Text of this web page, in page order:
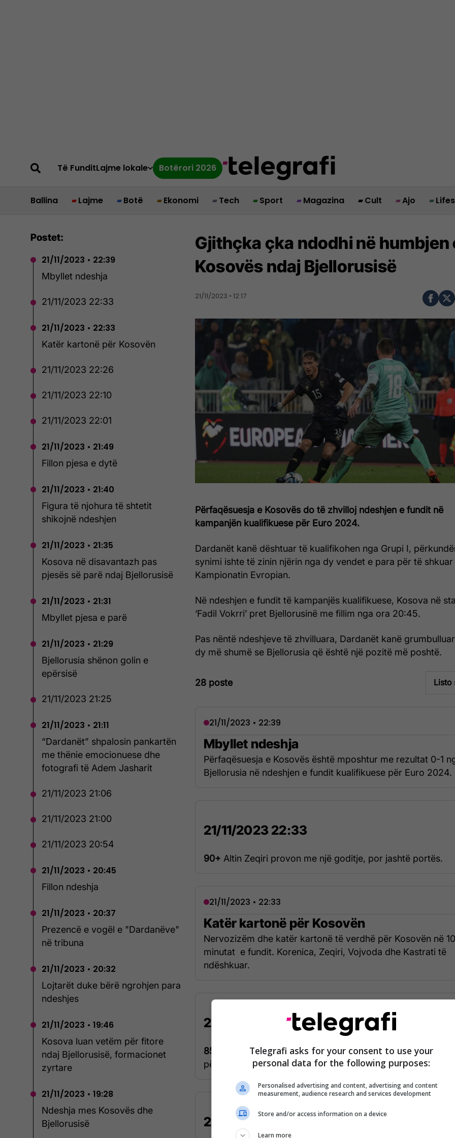
Të FunditLajme lokale Botërori 2026
Ballina Lajme Botë Ekonomi Tech Sport Magazina Cult Ajo
Gjithçka çka ndodhi në humbjen
Kosovës ndaj Bjellorusisë
21/11/2023 • 12:17
Postet:
21/11/2023 • 22:39
Mbyllet ndeshja
21/11/2023 22:33
21/11/2023 • 22:33
Katër kartonë për Kosovën
21/11/2023 22:26
21/11/2023 22:10
21/11/2023 22:01
21/11/2023 • 21:49
Fillon pjesa e dytë
21/11/2023 • 21:40
Figura të njohura të shtetit
shikojnë ndeshjen
21/11/2023 • 21:35
Kosova në disavantazh pas
pjesës së parë ndaj Bjellorusisë
21/11/2023 • 21:31
Mbyllet pjesa e parë
21/11/2023 • 21:29
Bjellorusia shënon golin e
epërsisë
21/11/2023 21:25
21/11/2023 • 21:11
“Dardanët” shpalosin pankartën
me thënie emocionuese dhe
fotografi të Adem Jasharit
21/11/2023 21:06
21/11/2023 21:00
21/11/2023 20:54
21/11/2023 • 20:45
Fillon ndeshja
21/11/2023 • 20:37
Prezencë e vogël e "Dardanëve"
në tribuna
21/11/2023 • 20:32
Lojtarët duke bërë ngrohjen para
ndeshjes
21/11/2023 • 19:46
Kosova luan vetëm për fitore
ndaj Bjellorusisë, formacionet
zyrtare
21/11/2023 • 19:28
Ndeshja mes Kosovës dhe
Bjellorusisë
Përfaqësuesja e Kosovës do të zhvilloj ndeshjen e fundit në
kampanjën kualifikuese për Euro 2024.
Dardanët kanë dështuar të kualifikohen nga Grupi I,
synimi ishte të zinin njërin nga dy vendet e para për të shkuar
Kampionatin Evropian.
Në ndeshjen e fundit të kampanjës kualifikuese, Kosova në
‘Fadil Vokrri’ pret Bjellorusinë me fillim nga ora 20:45.
Pas nëntë ndeshjeve të zhvilluara, Dardanët kanë grumbulluar
dy më shumë se Bjellorusia që është një pozitë më poshtë.
28 poste Listo
21/11/2023 • 22:39
Mbyllet ndeshja
Përfaqësuesja e Kosovës është mposhtur me rezultat 0-1
Bjellorusia në ndeshjen e fundit kualifikuese për Euro 2024.
21/11/2023 22:33
90+ Altin Zeqiri provon me një goditje, por jashtë portës.
21/11/2023 • 22:33
Katër kartonë për Kosovën
Nervozizëm dhe katër kartonë të verdhë për Kosovën në 10
minutat e fundit. Korenica, Zeqiri, Vojvoda dhe Kastrati të
ndëshkuar.
21/11/2023 22:26
85'
Kosova kërkon penallti, gjyqtari vendos për 'jo' edhe
përkundër prekjes.
21/11/2023 22:10
Telegrafi asks for your consent to use your
personal data for the following purposes:
Personalised advertising and content, advertising and content
measurement, audience research and services development
Store and/or access information on a device
Learn more